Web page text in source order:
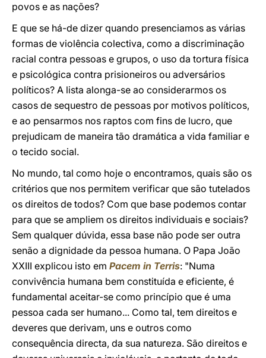
povos e as nações?
E que se há-de dizer quando presenciamos as várias
formas de violência colectiva, como a discriminação
racial contra pessoas e grupos, o uso da tortura física
e psicológica contra prisioneiros ou adversários
políticos? A lista alonga-se ao considerarmos os
casos de sequestro de pessoas por motivos políticos,
e ao pensarmos nos raptos com fins de lucro, que
prejudicam de maneira tão dramática a vida familiar e
o tecido social.
No mundo, tal como hoje o encontramos, quais são os
critérios que nos permitem verificar que são tutelados
os direitos de todos? Com que base podemos contar
para que se ampliem os direitos individuais e sociais?
Sem qualquer dúvida, essa base não pode ser outra
senão a dignidade da pessoa humana. O Papa João
XXIII explicou isto em Pacem in Terris: "Numa
convivência humana bem constituída e eficiente, é
fundamental aceitar-se como princípio que é uma
pessoa cada ser humano... Como tal, tem direitos e
deveres que derivam, uns e outros como
consequência directa, da sua natureza. São direitos e